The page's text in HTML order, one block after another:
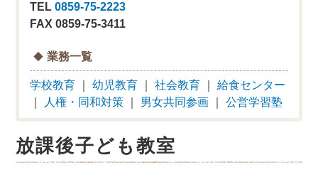
TEL0859-75-2223
FAX 0859-75-3411
業務一覧
学校教育 ｜幼児教育 ｜社会教育 ｜給食センター
人権・同和対策 男女共同参画 ｜公営学習塾
放課後子ども教室